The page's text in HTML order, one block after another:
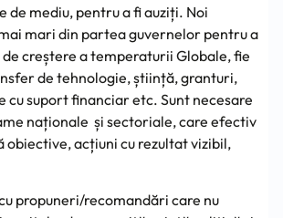
de mediu, pentru a fi auziți. Noi
mari din partea guvernelor pentru a
creștere a temperaturii Globale, fie
de tehnologie, știință, granturi,
cu suport financiar etc. Sunt necesare
naționale și sectoriale, care efectiv
obiective, acțiuni cu rezultat vizibil,
propuneri/recomandări care nu